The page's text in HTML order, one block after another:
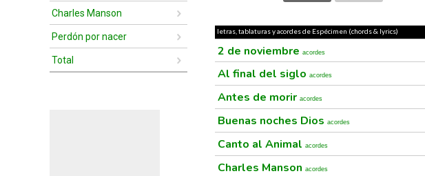
Charles Manson
Perdón por nacer
Total
letras, tablaturas y acordes de Espécimen (chords & lyrics)
2 de noviembre acordes
Al final del siglo acordes
Antes de morir acordes
Buenas noches Dios acordes
Canto al Animal acordes
Charles Manson acordes